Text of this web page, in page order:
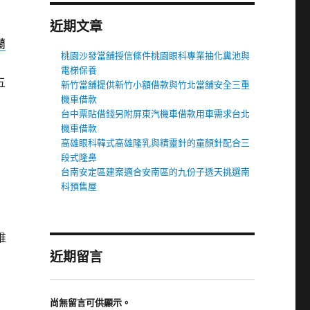
近期文章
桃園沙發當舖授信條件桃園眼科專業抽化糞池與
電梯保養
新竹當舖提供新竹小額借款與竹北當舖安全三重
機車借款
台中票貼借錢另附屏東汽機車借款用車需求台北
機車借款
高雄眼科韓式高雄隆乳與精靈針的童顏針配合三
段式隆鼻
台南安定區建案適合安南區的九份子透天挑選南
科預售屋
近期留言
尚無留言可供顯示。